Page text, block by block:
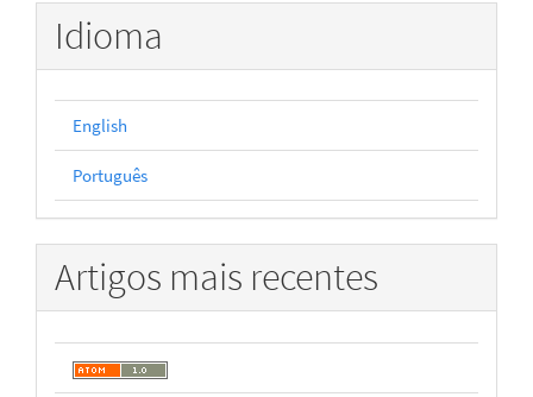
Idioma
English
Português
Artigos mais recentes